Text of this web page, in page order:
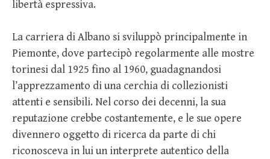
libertà espressiva.
La carriera di Albano si sviluppò principalmente in
Piemonte, dove partecipò regolarmente alle mostre
torinesi dal 1925 fino al 1960, guadagnandosi
l’apprezzamento di una cerchia di collezionisti
attenti e sensibili. Nel corso dei decenni, la sua
reputazione crebbe costantemente, e le sue opere
divennero oggetto di ricerca da parte di chi
riconosceva in lui un interprete autentico della